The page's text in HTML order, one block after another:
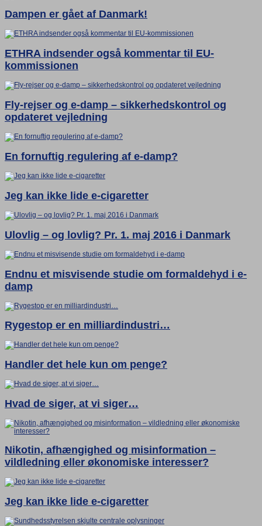
Dampen er gået af Danmark!
ETHRA indsender også kommentar til EU-
kommissionen
Fly-rejser og e-damp – sikkerhedskontrol og
opdateret vejledning
En fornuftig regulering af e-damp?
Jeg kan ikke lide e-cigaretter
Ulovlig – og lovlig? Pr. 1. maj 2016 i Danmark
Endnu et misvisende studie om formaldehyd i e-
damp
Rygestop er en milliardindustri…
Handler det hele kun om penge?
Hvad de siger, at vi siger…
Nikotin, afhængighed og misinformation –
vildledning eller økonomiske interesser?
Jeg kan ikke lide e-cigaretter